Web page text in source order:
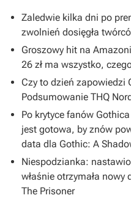
Zaledwie kilka dni po
zwolnień dosięgła
Groszowy hit na
26 zł ma wszystko,
Czy to dzień zapowiedzi
Podsumowanie THQ
Po krytyce fanów
jest gotowa, by znów
data dla Gothic: A
Niespodzianka:
właśnie otrzymała
The Prisoner